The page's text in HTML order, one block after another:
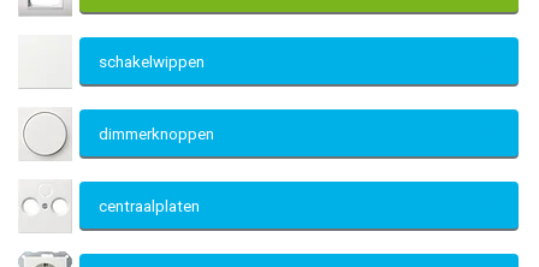
schakelwippen
dimmerknoppen
centraalplaten